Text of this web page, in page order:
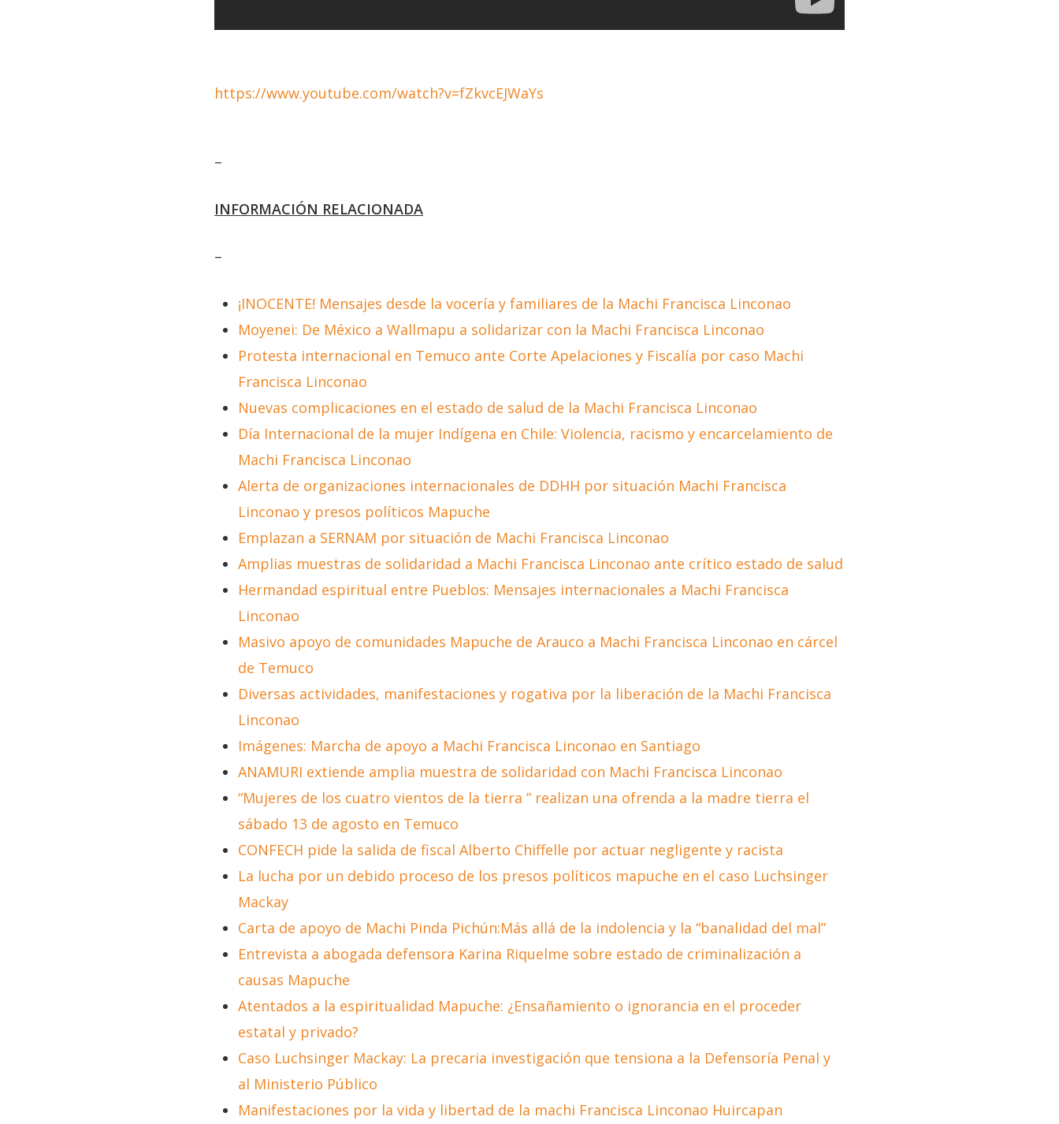
https://www.youtube.com/watch?v=fZkvcEJWaYs
–
INFORMACIÓN RELACIONADA
–
¡INOCENTE! Mensajes desde la vocería y familiares de la Machi Francisca Linconao
Moyenei: De México a Wallmapu a solidarizar con la Machi Francisca Linconao
Protesta internacional en Temuco ante Corte Apelaciones y Fiscalía por caso Machi
Francisca Linconao
Nuevas complicaciones en el estado de salud de la Machi Francisca Linconao
Día Internacional de la mujer Indígena en Chile: Violencia, racismo y encarcelamiento de
Machi Francisca Linconao
Alerta de organizaciones internacionales de DDHH por situación Machi Francisca
Linconao y presos políticos Mapuche
Emplazan a SERNAM por situación de Machi Francisca Linconao
Amplias muestras de solidaridad a Machi Francisca Linconao ante crítico estado de salud
Hermandad espiritual entre Pueblos: Mensajes internacionales a Machi Francisca
Linconao
Masivo apoyo de comunidades Mapuche de Arauco a Machi Francisca Linconao en cárcel
de Temuco
Diversas actividades, manifestaciones y rogativa por la liberación de la Machi Francisca
Linconao
Imágenes: Marcha de apoyo a Machi Francisca Linconao en Santiago
ANAMURI extiende amplia muestra de solidaridad con Machi Francisca Linconao
“Mujeres de los cuatro vientos de la tierra ” realizan una ofrenda a la madre tierra el
sábado 13 de agosto en Temuco
CONFECH pide la salida de fiscal Alberto Chiffelle por actuar negligente y racista
La lucha por un debido proceso de los presos políticos mapuche en el caso Luchsinger
Mackay
Carta de apoyo de Machi Pinda Pichún:Más allá de la indolencia y la “banalidad del mal”
Entrevista a abogada defensora Karina Riquelme sobre estado de criminalización a
causas Mapuche
Atentados a la espiritualidad Mapuche: ¿Ensañamiento o ignorancia en el proceder
estatal y privado?
Caso Luchsinger Mackay: La precaria investigación que tensiona a la Defensoría Penal y
al Ministerio Público
Manifestaciones por la vida y libertad de la machi Francisca Linconao Huircapan